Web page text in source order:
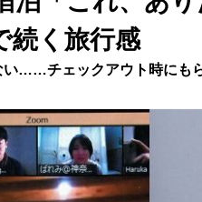
続く旅行感
……チェックアウト時にも